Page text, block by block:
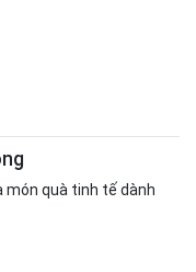
món quà tinh tế dành